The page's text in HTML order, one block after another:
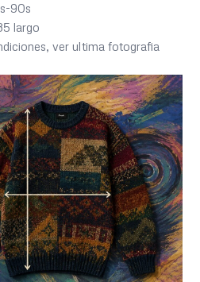
90s
largo
ver ultima fotografia